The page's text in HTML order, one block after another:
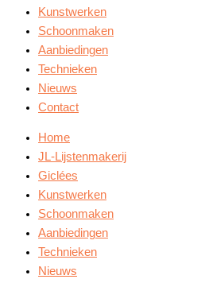
Kunstwerken
Schoonmaken
Aanbiedingen
Technieken
Nieuws
Contact
Home
JL-Lijstenmakerij
Giclées
Kunstwerken
Schoonmaken
Aanbiedingen
Technieken
Nieuws